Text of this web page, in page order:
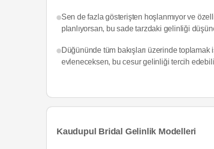
Sen de fazla gösterişten hoşlanmıyor ve
planlıyorsan, bu sade tarzdaki gelinliği
Düğününde tüm bakışları üzerinde
evleneceksen, bu cesur gelinliği tercih
Kaudupul Bridal Gelinlik Modelleri